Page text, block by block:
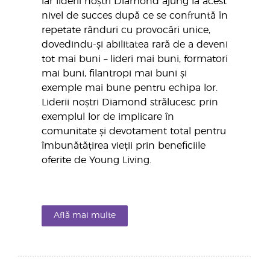
nivel de succes după ce se confruntă în
repetate rânduri cu provocări unice,
dovedindu-și abilitatea rară de a deveni
tot mai buni – lideri mai buni, formatori
mai buni, filantropi mai buni și
exemple mai bune pentru echipa lor.
Liderii noștri Diamond strălucesc prin
exemplul lor de implicare în
comunitate și devotament total pentru
îmbunătățirea vieții prin beneficiile
oferite de Young Living.
Află mai multe